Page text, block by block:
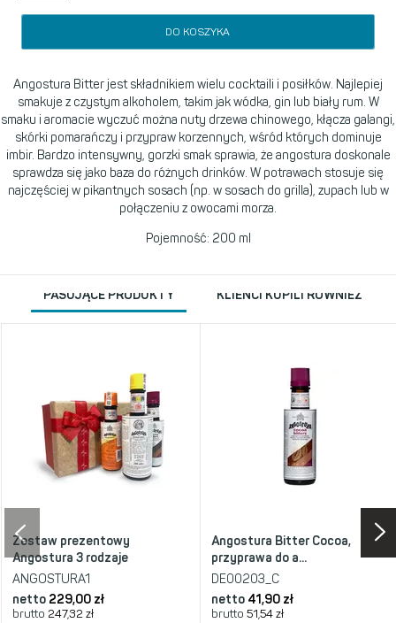
DO KOSZYKA
Angostura Bitter jest składnikiem wielu cocktaili i posiłków. Najlepiej
smakuje z czystym alkoholem, takim jak wódka, gin lub biały rum. W
smaku i aromacie wyczuć można nuty drzewa chinowego, kłącza galangi,
skórki pomarańczy i przypraw korzennych, wśród których dominuje
imbir. Bardzo intensywny, gorzki smak sprawia, że angostura doskonale
sprawdza się jako baza do różnych drinków. W potrawach stosuje się
najczęściej w pikantnych sosach (np. w sosach do grilla), zupach lub w
połączeniu z owocami morza.
Pojemność: 200 ml
PASUJĄCE PRODUKTY KLIENCI KUPILI RÓWNIEŻ
Zestaw prezentowy
Angostura 3 rodzaje
ANGOSTURA1
netto 229,00 zł
brutto 247,32 zł
Angostura Bitter Cocoa,
przyprawa do a...
DE00203_C
netto 41,90 zł
brutto 51,54 zł